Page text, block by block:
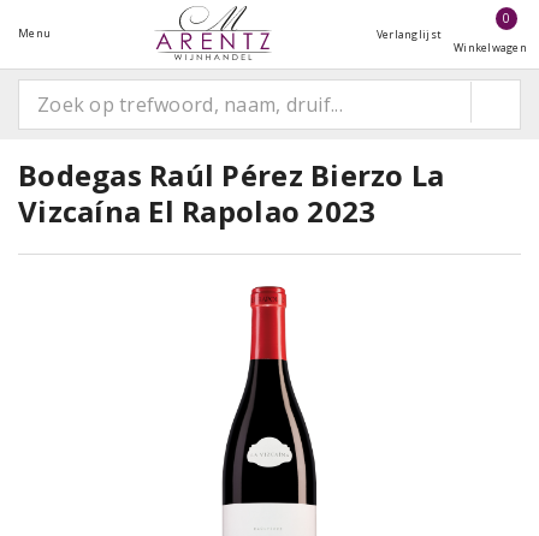
Menu Verlanglijst
0
Winkelwagen
Bodegas Raúl Pérez Bierzo La
Vizcaína El Rapolao 2023